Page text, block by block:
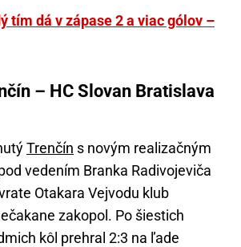
tím dá v zápase 2 a viac gólov –
– HC Slovan Bratislava
Trenčín s novým realizačným
vedením Branka Radivojeviča
Otakara Vejvodu klub
zakopol. Po šiestich
kôl prehral 2:3 na ľade